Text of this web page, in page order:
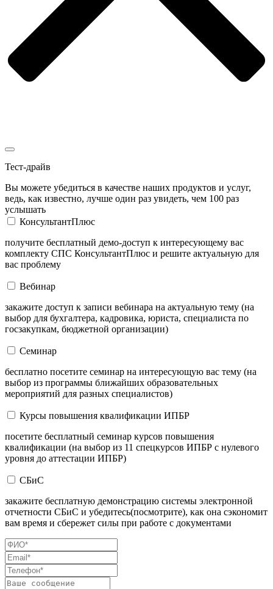
Тест-драйв
Вы можете убедиться в качестве наших продуктов и услуг,
ведь, как известно, лучше один раз увидеть, чем 100 раз
услышать
КонсультантПлюс
получите бесплатный демо-доступ к интересующему вас
комплекту СПС КонсультантПлюс и решите актуальную для
вас проблему
Вебинар
закажите доступ к записи вебинара на актуальную тему (на
выбор для бухгалтера, кадровика, юриста, специалиста по
госзакупкам, бюджетной организации)
Семинар
бесплатно посетите семинар на интересующую вас тему (на
выбор из программы ближайших образовательных
мероприятий для разных специалистов)
Курсы повышения квалификации ИПБР
посетите бесплатный семинар курсов повышения
квалификации (на выбор из 11 спецкурсов ИПБР с нулевого
уровня до аттестации ИПБР)
СБиС
закажите бесплатную демонстрацию системы электронной
отчетности СБиС и убедитесь(посмотрите), как она сэкономит
вам время и сбережет силы при работе с документами